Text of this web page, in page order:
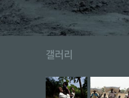
갤러리